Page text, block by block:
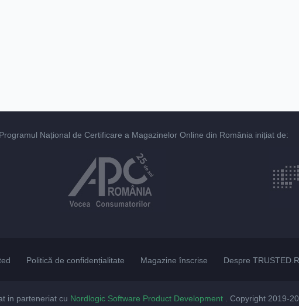
Național de Certificare a Magazinelor Online din România inițiat de:
Politică de confidențialitate Magazine înscrise Despre
in parteneriat cu Nordlogic Software Product Development . Copyright 2019-